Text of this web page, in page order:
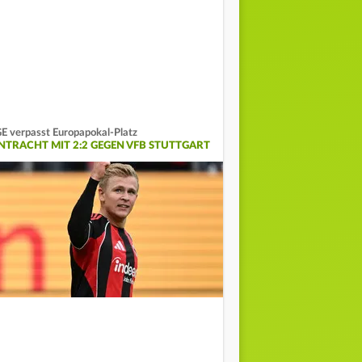
verpasst Europapokal-Platz
MIT 2:2 GEGEN VFB STUTTGART